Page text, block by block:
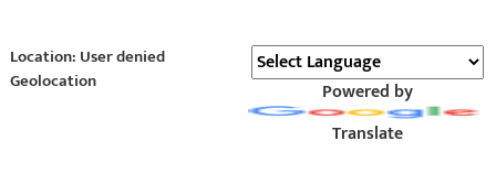
Location: User denied
Geolocation
Powered by
Translate